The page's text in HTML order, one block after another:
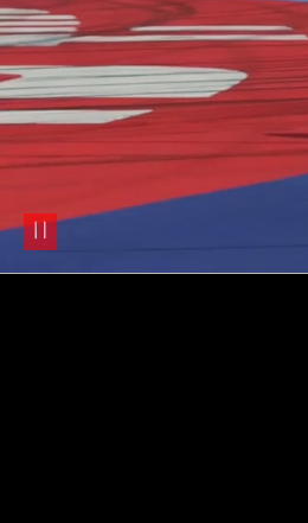
pause